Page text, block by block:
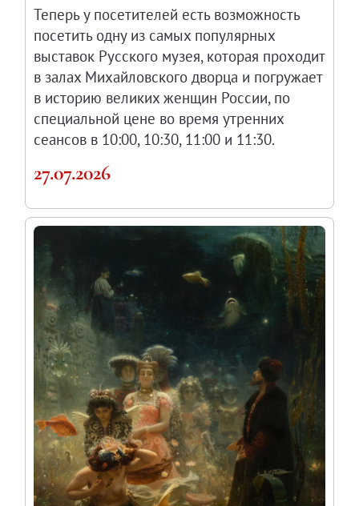
Теперь у посетителей есть возможность
посетить одну из самых популярных
выставок Русского музея, которая проходит
в залах Михайловского дворца и погружает
в историю великих женщин России, по
специальной цене во время утренних
сеансов в 10:00, 10:30, 11:00 и 11:30.
27.07.2026